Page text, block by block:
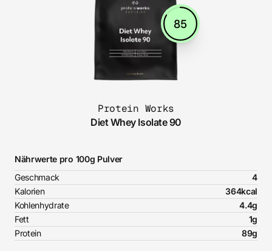
85
Protein Works
Diet Whey Isolate 90
Nährwerte pro 100g Pulver
Geschmack
4
Kalorien
364kcal
Kohlenhydrate
4.4g
Fett
1g
Protein
89g